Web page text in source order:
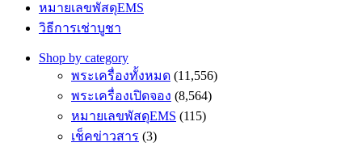
หมายเลขพัสดุEMS
วิธีการเช่าบูชา
Shop by category
พระเครื่องทั้งหมด (11,556)
พระเครื่องเปิดจอง (8,564)
หมายเลขพัสดุEMS (115)
เช็คข่าวสาร (3)